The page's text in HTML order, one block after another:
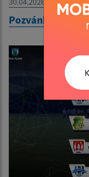
Pozvánka na